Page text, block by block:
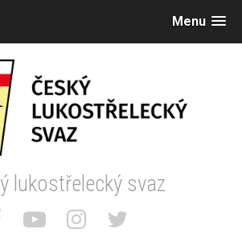
Menu
lukostřelecký svaz